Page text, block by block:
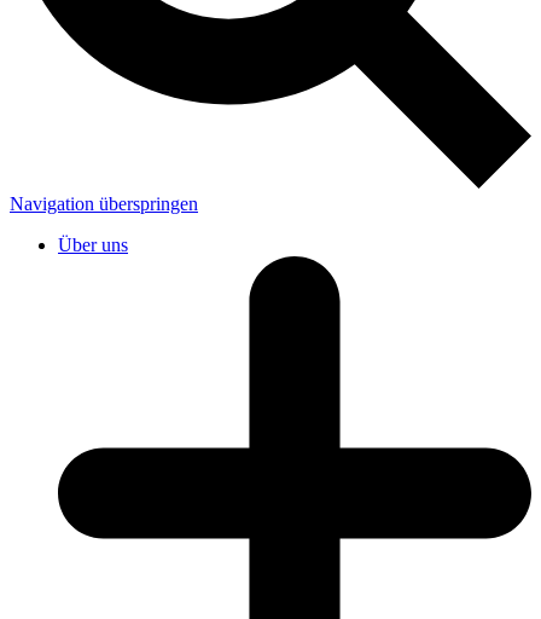
Navigation überspringen
Über uns